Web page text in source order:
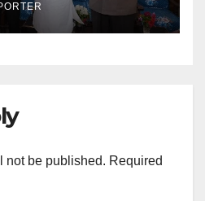
not be published. Required